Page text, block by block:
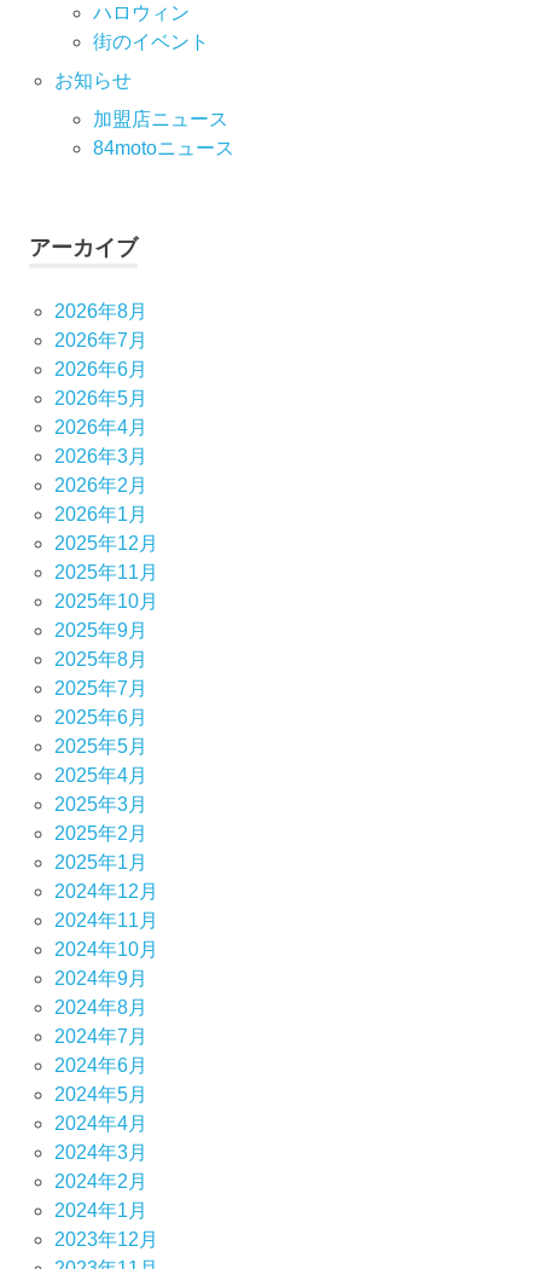
ハロウィン
街のイベント
お知らせ
加盟店ニュース
84motoニュース
アーカイブ
2026年8月
2026年7月
2026年6月
2026年5月
2026年4月
2026年3月
2026年2月
2026年1月
2025年12月
2025年11月
2025年10月
2025年9月
2025年8月
2025年7月
2025年6月
2025年5月
2025年4月
2025年3月
2025年2月
2025年1月
2024年12月
2024年11月
2024年10月
2024年9月
2024年8月
2024年7月
2024年6月
2024年5月
2024年4月
2024年3月
2024年2月
2024年1月
2023年12月